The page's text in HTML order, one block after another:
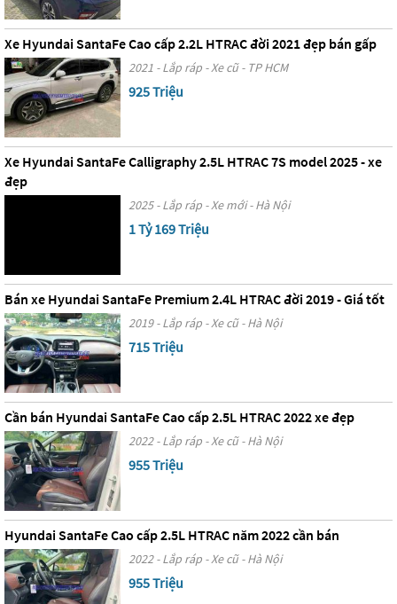
Xe Hyundai SantaFe Cao cấp 2.2L HTRAC đời 2021 đẹp bán gấp
2021 - Lắp ráp - Xe cũ - TP HCM
925 Triệu
Xe Hyundai SantaFe Calligraphy 2.5L HTRAC 7S model 2025 - xe
đẹp
2025 - Lắp ráp - Xe mới - Hà Nội
1 Tỷ 169 Triệu
Bán xe Hyundai SantaFe Premium 2.4L HTRAC đời 2019 - Giá tốt
2019 - Lắp ráp - Xe cũ - Hà Nội
715 Triệu
Cần bán Hyundai SantaFe Cao cấp 2.5L HTRAC 2022 xe đẹp
2022 - Lắp ráp - Xe cũ - Hà Nội
955 Triệu
Hyundai SantaFe Cao cấp 2.5L HTRAC năm 2022 cần bán
2022 - Lắp ráp - Xe cũ - Hà Nội
955 Triệu